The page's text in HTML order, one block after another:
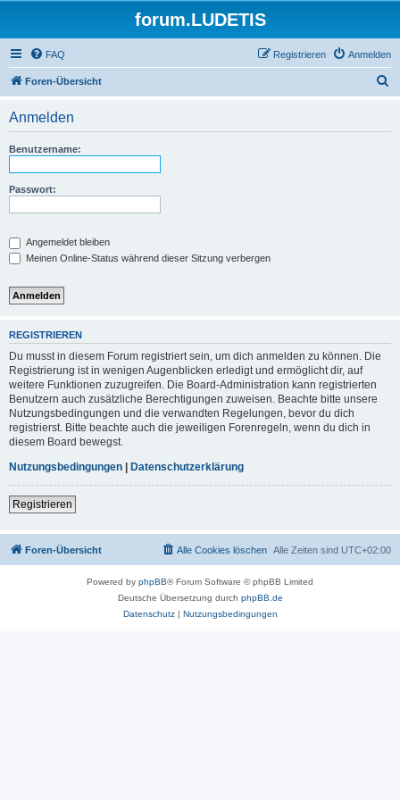
forum.LUDETIS
FAQ Anmelden
Registrieren
Foren-Übersicht
Anmelden
Benutzername:
Passwort:
Angemeldet bleiben
Meinen Online-Status während dieser Sitzung verbergen
REGISTRIEREN
Du musst in diesem Forum registriert sein, um dich anmelden zu können. Die
Registrierung ist in wenigen Augenblicken erledigt und ermöglicht dir, auf
weitere Funktionen zuzugreifen. Die Board-Administration kann registrierten
Benutzern auch zusätzliche Berechtigungen zuweisen. Beachte bitte unsere
Nutzungsbedingungen und die verwandten Regelungen, bevor du dich
registrierst. Bitte beachte auch die jeweiligen Forenregeln, wenn du dich in
diesem Board bewegst.
Nutzungsbedingungen | Datenschutzerklärung
Registrieren
Foren-Übersicht Alle Zeiten sind UTC+02:00
Alle Cookies löschen
Powered by phpBB® Forum Software © phpBB Limited
Deutsche Übersetzung durch phpBB.de
Datenschutz| Nutzungsbedingungen